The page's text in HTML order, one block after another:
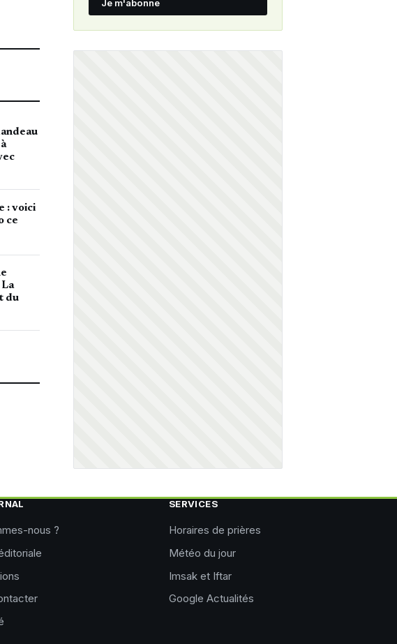
: voici
ce
du
Je m'abonne
nous ?
SERVICES
Horaires de prières
Météo du jour
Imsak et Iftar
Google Actualités